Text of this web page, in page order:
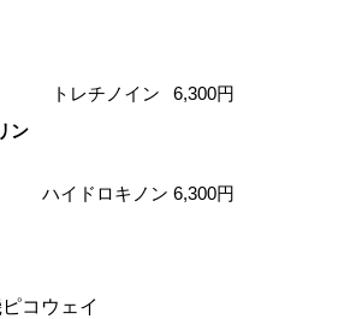
ン
トレチノイン 6,300円
ハイドロキノン 6,300円
コウェイ